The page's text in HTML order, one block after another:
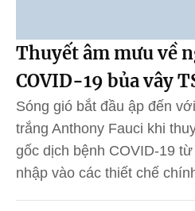
Thuyết âm mưu về
COVID-19 bủa vây
Sóng gió bắt đầu ập đến
trắng Anthony Fauci khi
gốc dịch bệnh COVID-19
nhập vào các thiết chế